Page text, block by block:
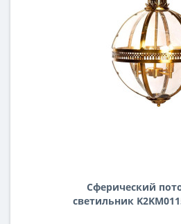
Сферический
светильник